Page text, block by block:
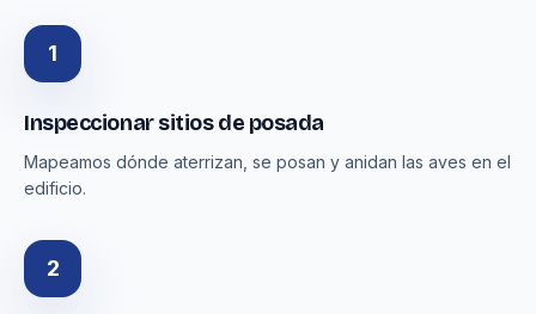
1
Inspeccionar sitios de posada
Mapeamos dónde aterrizan, se posan y anidan las aves en el
edificio.
2